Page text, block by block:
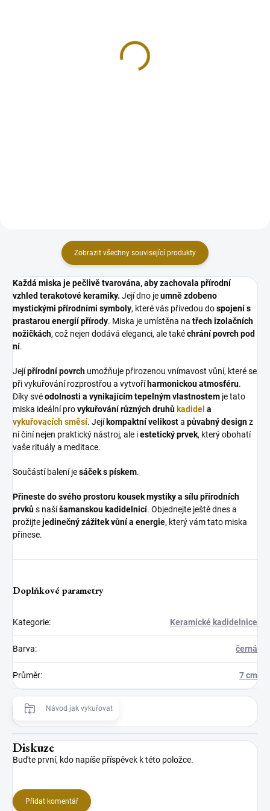
Zobrazit všechny související produkty
Každá miska je pečlivě tvarována, aby zachovala přírodní
vzhled terakotové keramiky. Její dno jeumně zdobeno
mystickými přírodními symboly, které vás přivedou dospojení s
prastarou energií přírody. Miska je umístěna na třech izolačních
nožičkách, což nejen dodává eleganci, ale takéchrání povrch pod
ní.
Jejípřírodní povrch umožňuje přirozenou vnímavost vůní, které se
při vykuřování rozprostřou a vytvoří harmonickou atmosféru.
Díky svéodolnosti a vynikajícím tepelným vlastnostem je tato
miska ideální provykuřování různých druhů kadidel a
vykuřovacích směsí. Její kompaktní velikosta půvabný designz
ní činí nejen praktický nástroj, ale iestetický prvek, který obohatí
vaše rituály a meditace.
Součástí balení jesáček s pískem.
Přineste do svého prostoru kousek mystiky a sílu přírodních
prvkůs našíšamanskou kadidelnicí. Objednejte ještě dnes a
prožijtejedinečný zážitek vůní a energie, který vám tato miska
přinese.
Doplňkové parametry
Kategorie: Keramické kadidelnice
Barva: černá
Průměr: 7 cm
Návod jak vykuřovat
Diskuze
Buďte první, kdo napíše příspěvek k této položce.
Přidat komentář